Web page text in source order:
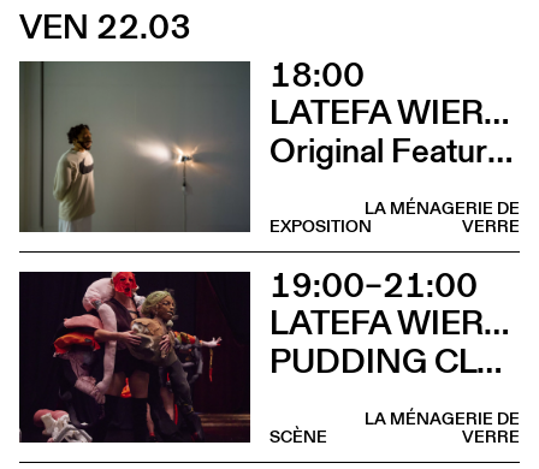
VEN 22.03
18:00
LATEFA WIERSCH
Original Features
LA MÉNAGERIE DE
VERRE
EXPOSITION
19:00–21:00
LATEFA WIERSCH & EMMA MURRAY
PUDDING CLUB
LA MÉNAGERIE DE
VERRE
SCÈNE